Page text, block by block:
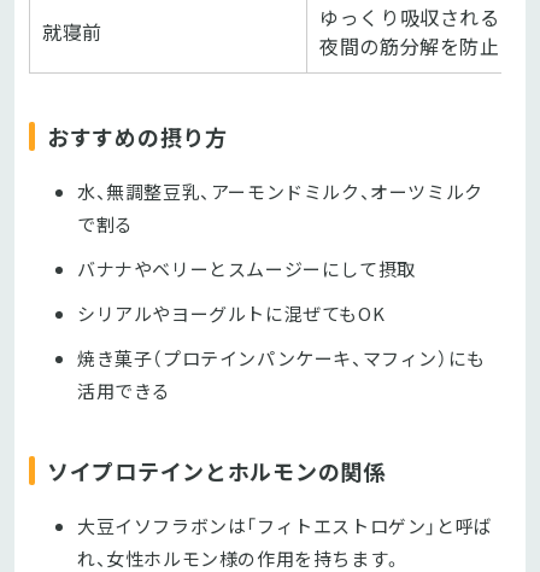
就寝前
ゆっくり吸収されるので
夜間の筋分解を防止
おすすめの摂り方
水、無調整豆乳、アーモンドミルク、オーツミルク
で割る
バナナやベリーとスムージーにして摂取
シリアルやヨーグルトに混ぜてもOK
焼き菓子（プロテインパンケーキ、マフィン）にも
活用できる
ソイプロテインとホルモンの関係
大豆イソフラボンは「フィトエストロゲン」と呼ば
れ、女性ホルモン様の作用を持ちます。